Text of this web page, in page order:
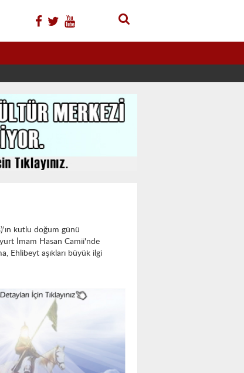
kutlu doğum günü
İmam Hasan Camii'nde
Ehlibeyt aşıkları büyük ilgi